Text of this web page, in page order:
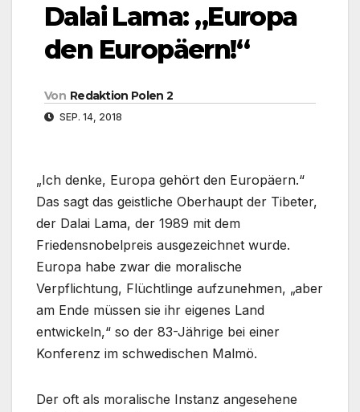
Dalai Lama: „Europa
den Europäern!“
Von Redaktion Polen 2
SEP. 14, 2018
„Ich denke, Europa gehört den Europäern.“
Das sagt das geistliche Oberhaupt der Tibeter,
der Dalai Lama, der 1989 mit dem
Friedensnobelpreis ausgezeichnet wurde.
Europa habe zwar die moralische
Verpflichtung, Flüchtlinge aufzunehmen, „aber
am Ende müssen sie ihr eigenes Land
entwickeln,“ so der 83-Jährige bei einer
Konferenz im schwedischen Malmö.
Der oft als moralische Instanz angesehene